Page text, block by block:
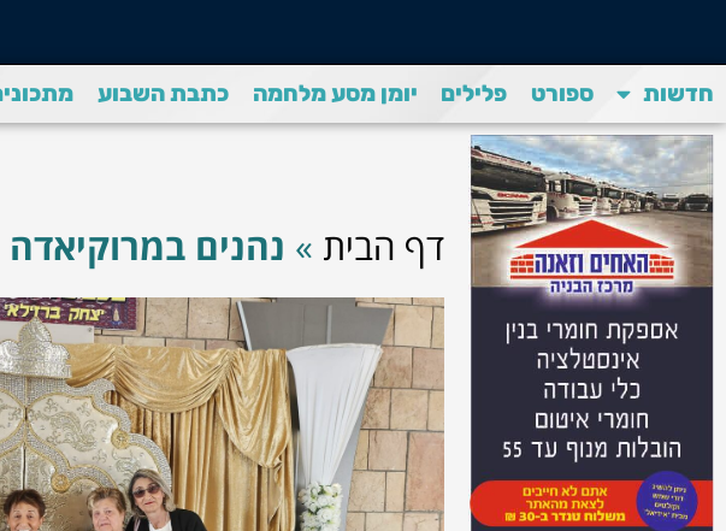
חדשות ספורט פלילים יומן מסע מלחמה כתבת השבוע
דף הבית » נהנים במרוקיאדה